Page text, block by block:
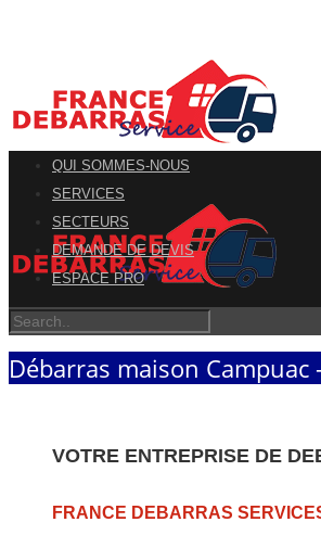
QUI SOMMES-NOUS
SERVICES
SECTEURS
DEMANDE DE DEVIS
ESPACE PRO
Débarras maison Campuac
VOTRE ENTREPRISE DE
FRANCE DEBARRAS